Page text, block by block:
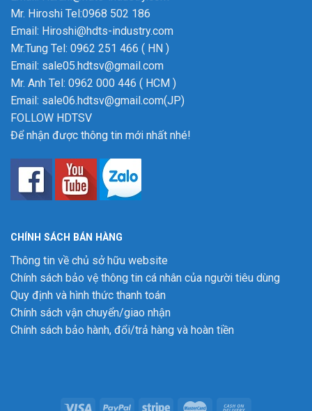
Mr. Hiroshi Tel:0968 502 186
Email: Hiroshi@hdts-industry.com
Mr.Tung Tel: 0962 251 466 ( HN )
Email: sale05.hdtsv@gmail.com
Mr. Anh Tel: 0962 000 446 ( HCM )
Email: sale06.hdtsv@gmail.com(JP)
FOLLOW HDTSV
Để nhận được thông tin mới nhất nhé!
CHÍNH SÁCH BÁN HÀNG
Thông tin về chủ sở hữu website
Chính sách bảo vệ thông tin cá nhân của người tiêu dùng
Quy định và hình thức thanh toán
Chính sách vận chuyển/giao nhận
Chính sách bảo hành, đổi/trả hàng và hoàn tiền